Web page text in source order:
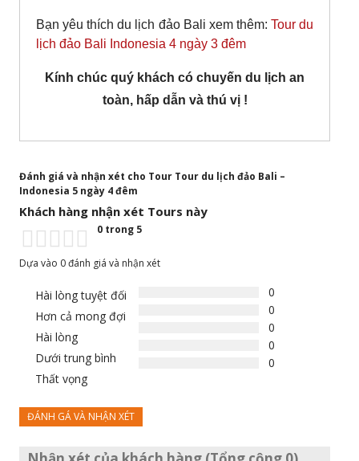
Bạn yêu thích du lịch đảo Bali xem thêm: Tour du
lịch đảo Bali Indonesia 4 ngày 3 đêm
Kính chúc quý khách có chuyến du lịch an
toàn, hấp dẫn và thú vị !
Đánh giá và nhận xét cho Tour Tour du lịch đảo Bali –
Indonesia 5 ngày 4 đêm
Khách hàng nhận xét Tours này
0 trong 5
Dựa vào 0 đánh giá và nhận xét
Hài lòng tuyệt đối
Hơn cả mong đợi
Hài lòng
Dưới trung bình
Thất vọng
0
0
0
0
0
ĐÁNH GÁ VÀ NHẬN XÉT